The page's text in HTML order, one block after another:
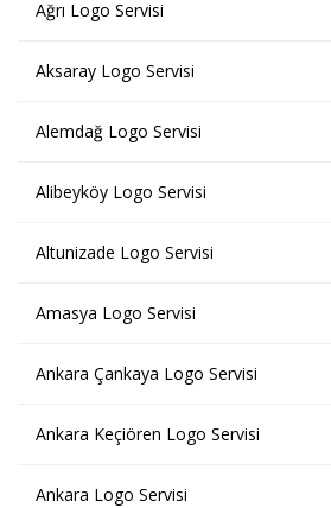
Ağrı Logo Servisi
Aksaray Logo Servisi
Alemdağ Logo Servisi
Alibeyköy Logo Servisi
Altunizade Logo Servisi
Amasya Logo Servisi
Ankara Çankaya Logo Servisi
Ankara Keçiören Logo Servisi
Ankara Logo Servisi